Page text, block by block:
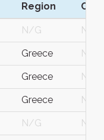
Region
N/G N/G
Greece N/G
Greece N/G
Greece N/G
N/G N/G